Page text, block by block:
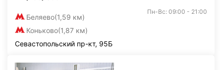
Беляево(1,59 км)
Коньково(1,87 км)
Пн-Вс: 09:00 - 21:00
Севастопольский пр-кт, 95Б